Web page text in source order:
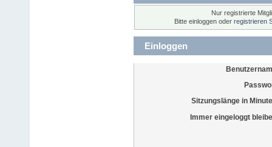
Nur registrierte
Bitte einloggen oder registrieren
Einloggen
Sitzungslänge in
Immer eingeloggt